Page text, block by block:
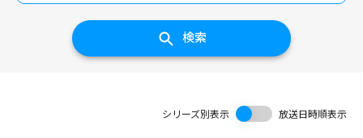
検索
シリーズ別表示 放送日時順表示